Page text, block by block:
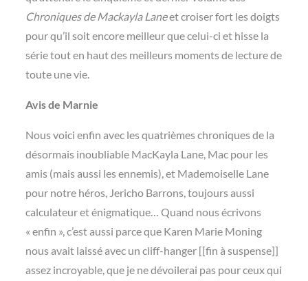
Chroniques de Mackayla Laneet croiser fort les doigts
pour qu’il soit encore meilleur que celui-ci et hisse la
série tout en haut des meilleurs moments de lecture de
toute une vie.
Avis de Marnie
Nous voici enfin avec les quatrièmes chroniques de la
désormais inoubliable MacKayla Lane, Mac pour les
amis (mais aussi les ennemis), et Mademoiselle Lane
pour notre héros, Jericho Barrons, toujours aussi
calculateur et énigmatique… Quand nous écrivons
« enfin », c’est aussi parce que Karen Marie Moning
nous avait laissé avec un cliff-hanger [[fin à suspense]]
assez incroyable, que je ne dévoilerai pas pour ceux qui